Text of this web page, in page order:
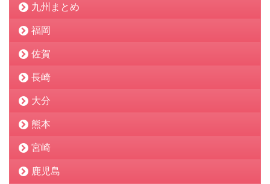
九州まとめ
福岡
佐賀
長崎
大分
熊本
宮崎
鹿児島